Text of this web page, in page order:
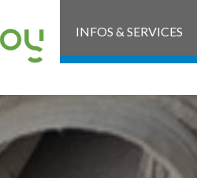
INFOS & SERVICES